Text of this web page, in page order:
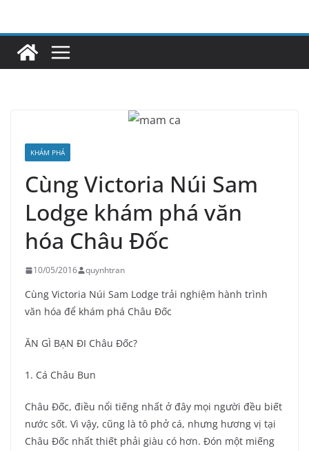
content
KHÁM PHÁ
Cùng Victoria Núi Sam
Lodge khám phá văn
hóa Châu Đốc
10/05/2016 quynhtran
Cùng Victoria Núi Sam Lodge trải nghiệm hành trình
văn hóa để khám phá Châu Đốc
ĂN GÌ BẠN ĐI Châu Đốc?
1. Cá Châu Bun
Châu Đốc, điều nổi tiếng nhất ở đây mọi người đều biết
nước sốt. Vì vậy, cũng là tô phở cá, nhưng hương vị tại
Châu Đốc nhất thiết phải giàu có hơn. Đón một miếng